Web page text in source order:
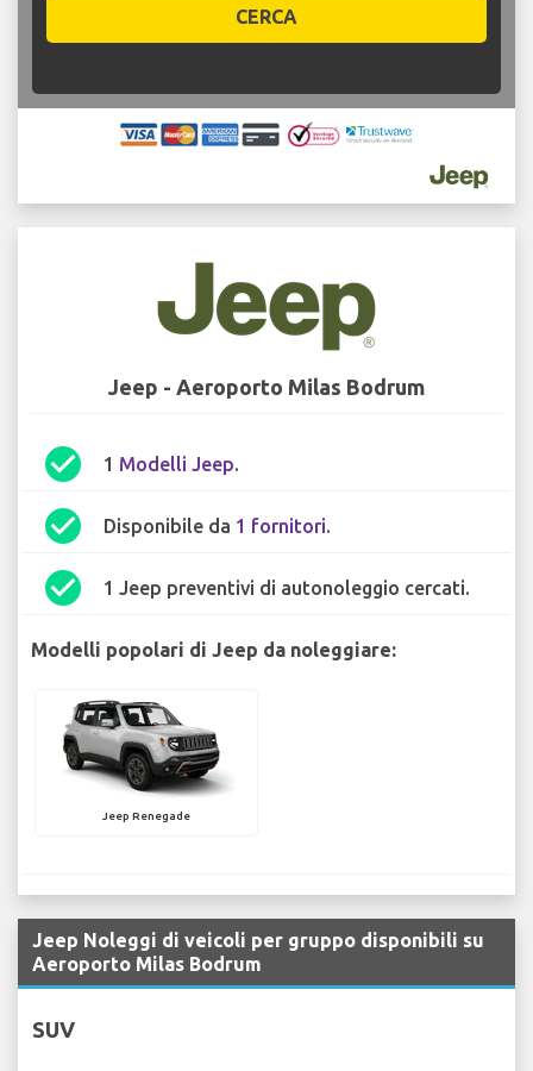
CERCA
Jeep - Aeroporto Milas Bodrum
check_circle 1 Modelli Jeep.
check_circle Disponibile da 1 fornitori.
check_circle 1 Jeep preventivi di autonoleggio cercati.
Modelli popolari di Jeep da noleggiare:
Jeep Renegade
Jeep Noleggi di veicoli per gruppo disponibili su
Aeroporto Milas Bodrum
SUV